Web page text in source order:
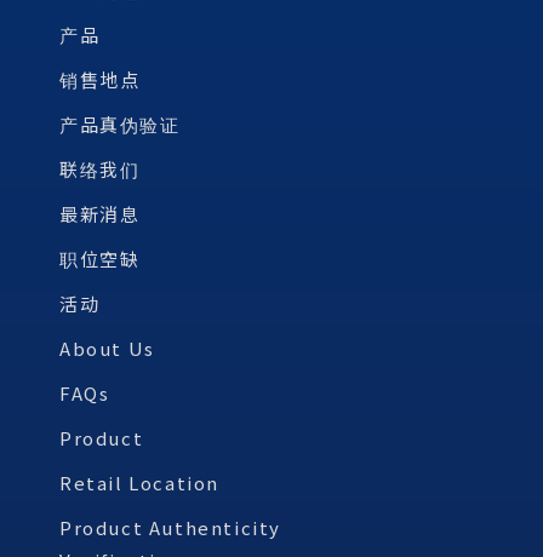
产品
销售地点
产品真伪验证
联络我们
最新消息
职位空缺
活动
About Us
FAQs
Product
Retail Location
Product Authenticity